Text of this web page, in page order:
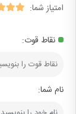
امتیاز شما:
نقاط قوت:
نام شما: